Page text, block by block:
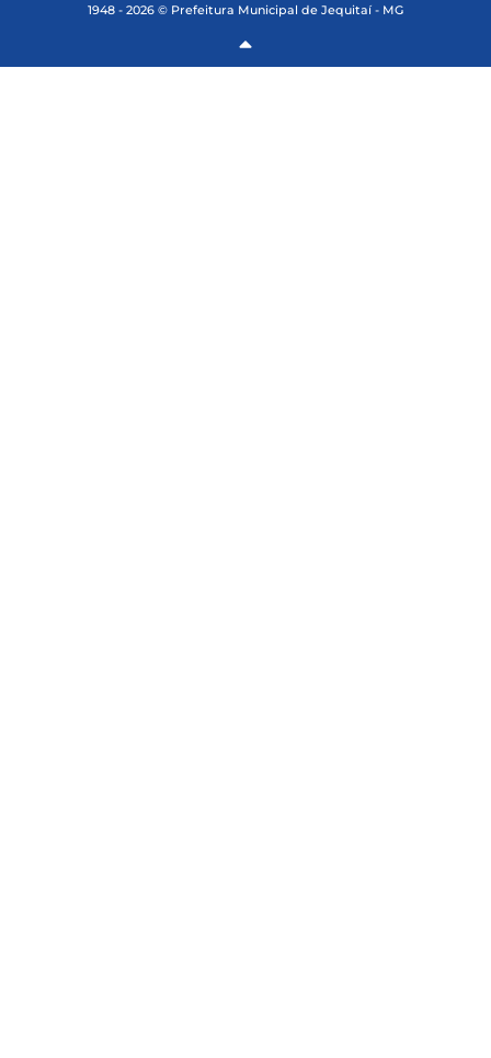
1948 - 2026 © Prefeitura Municipal de Jequitaí - MG